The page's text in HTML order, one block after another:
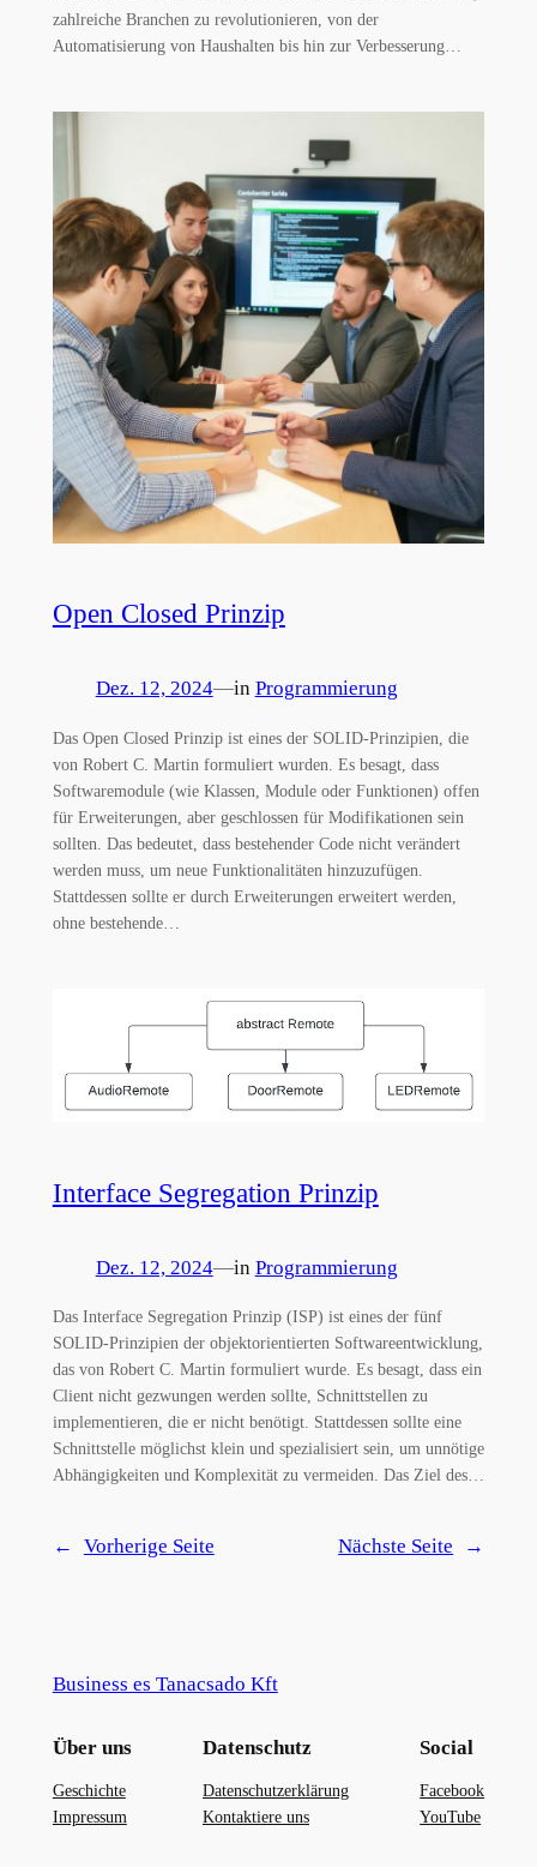
zahlreiche Branchen zu revolutionieren, von der
Automatisierung von Haushalten bis hin zur Verbesserung…
Open Closed Prinzip
Dez. 12, 2024—in Programmierung
Das Open Closed Prinzip ist eines der SOLID-Prinzipien, die
von Robert C. Martin formuliert wurden. Es besagt, dass
Softwaremodule (wie Klassen, Module oder Funktionen) offen
für Erweiterungen, aber geschlossen für Modifikationen sein
sollten. Das bedeutet, dass bestehender Code nicht verändert
werden muss, um neue Funktionalitäten hinzuzufügen.
Stattdessen sollte er durch Erweiterungen erweitert werden,
ohne bestehende…
Interface Segregation Prinzip
Dez. 12, 2024—in Programmierung
Das Interface Segregation Prinzip (ISP) ist eines der fünf
SOLID-Prinzipien der objektorientierten Softwareentwicklung,
das von Robert C. Martin formuliert wurde. Es besagt, dass ein
Client nicht gezwungen werden sollte, Schnittstellen zu
implementieren, die er nicht benötigt. Stattdessen sollte eine
Schnittstelle möglichst klein und spezialisiert sein, um unnötige
Abhängigkeiten und Komplexität zu vermeiden. Das Ziel des…
← Vorherige Seite Nächste Seite →
Business es Tanacsado Kft
Über uns
Geschichte
Impressum
Datenschutz
Datenschutzerklärung
Kontaktiere uns
Social
Facebook
YouTube